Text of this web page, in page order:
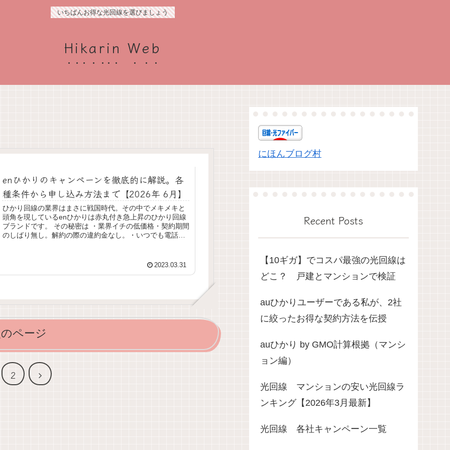
いちばんお得な光回線を選びましょう
Hikarin Web
enひかりのキャンペーンを徹底的に解説。各
種条件から申し込み方法まで【2026年 6月】
ひかり回線の業界はまさに戦国時代。その中でメキメキと
頭角を現しているenひかりは赤丸付き急上昇のひかり回線
ブランドです。 その秘密は ・業界イチの低価格・契約期間
のしばり無し。解約の際の違約金なし。・いつでも電話が
2023.03.31
ページ
2
次
にほんブログ村
Recent Posts
【10ギガ】でコスパ最強の光回線は
どこ？ 戸建とマンションで検証
auひかりユーザーである私が、2社
に絞ったお得な契約方法を伝授
auひかり by GMO計算根拠（マンシ
ョン編）
光回線 マンションの安い光回線ラ
ンキング【2026年3月最新】
光回線 各社キャンペーン一覧